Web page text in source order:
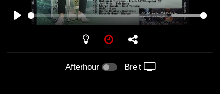
PLAY
Afterhour Breit